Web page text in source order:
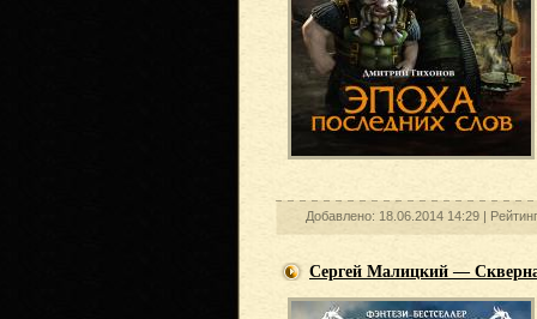
Добавлено: 18.06.2014 14:29 |
Сергей Малицкий —